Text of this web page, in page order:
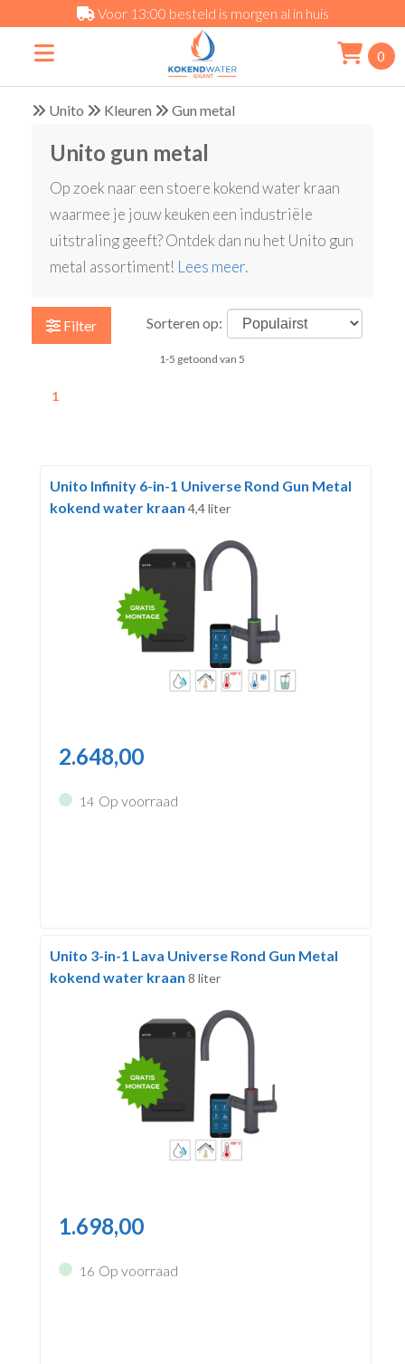
Voor 13:00 besteld is morgen al in huis
0
Unito Kleuren Gun metal
Unito gun metal
Op zoek naar een stoere kokend water kraan
waarmee je jouw keuken een industriële
uitstraling geeft? Ontdek dan nu het Unito gun
metal assortiment! Lees meer.
Filter Sorteren op:
1-5 getoond van 5
1
Unito Infinity 6-in-1 Universe Rond Gun Metal
kokend water kraan 4,4 liter
2.648,00
14 Op voorraad
Unito 3-in-1 Lava Universe Rond Gun Metal
kokend water kraan 8 liter
1.698,00
16 Op voorraad